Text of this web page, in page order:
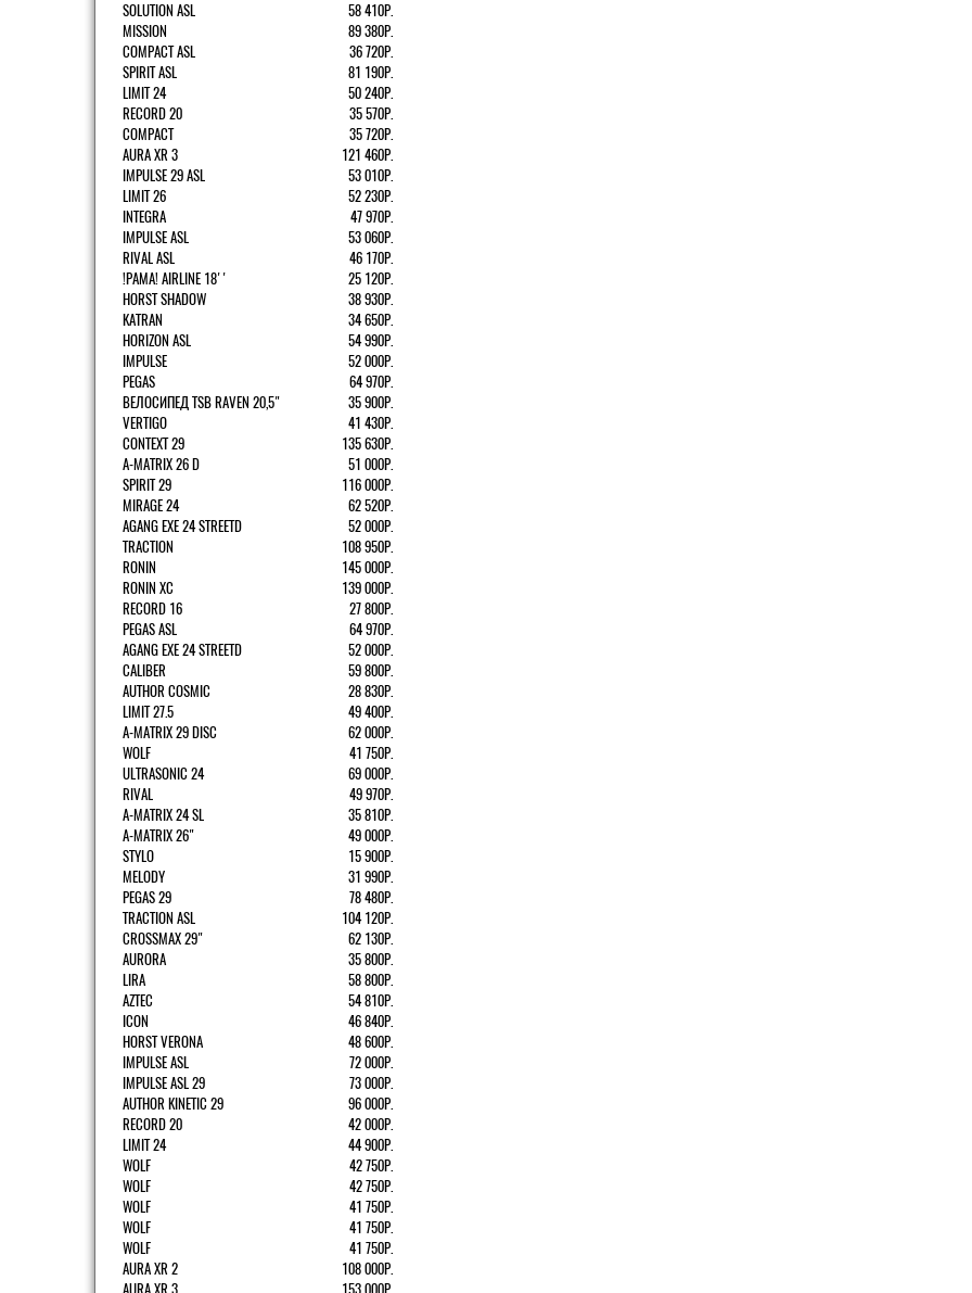
SOLUTION ASL
58 410Р.
MISSION
89 380Р.
COMPACT ASL
36 720Р.
SPIRIT ASL
81 190Р.
LIMIT 24
50 240Р.
RECORD 20
35 570Р.
COMPACT
35 720Р.
AURA XR 3
121 460Р.
IMPULSE 29 ASL
53 010Р.
LIMIT 26
52 230Р.
INTEGRA
47 970Р.
IMPULSE ASL
53 060Р.
RIVAL ASL
46 170Р.
!РАМА! AIRLINE 18''
25 120Р.
HORST SHADOW
38 930Р.
KATRAN
34 650Р.
HORIZON ASL
54 990Р.
IMPULSE
52 000Р.
PEGAS
64 970Р.
ВЕЛОСИПЕД TSB RAVEN 20,5"
35 900Р.
VERTIGO
41 430Р.
CONTEXT 29
135 630Р.
A-MATRIX 26 D
51 000Р.
SPIRIT 29
116 000Р.
MIRAGE 24
62 520Р.
AGANG EXE 24 STREETD
52 000Р.
TRACTION
108 950Р.
RONIN
145 000Р.
RONIN XC
139 000Р.
RECORD 16
27 800Р.
PEGAS ASL
64 970Р.
AGANG EXE 24 STREETD
52 000Р.
CALIBER
59 800Р.
AUTHOR COSMIC
28 830Р.
LIMIT 27.5
49 400Р.
A-MATRIX 29 DISC
62 000Р.
WOLF
41 750Р.
ULTRASONIC 24
69 000Р.
RIVAL
49 970Р.
A-MATRIX 24 SL
35 810Р.
A-MATRIX 26"
49 000Р.
STYLO
15 900Р.
MELODY
31 990Р.
PEGAS 29
78 480Р.
TRACTION ASL
104 120Р.
CROSSMAX 29"
62 130Р.
AURORA
35 800Р.
LIRA
58 800Р.
AZTEC
54 810Р.
ICON
46 840Р.
HORST VERONA
48 600Р.
IMPULSE ASL
72 000Р.
IMPULSE ASL 29
73 000Р.
AUTHOR KINETIC 29
96 000Р.
RECORD 20
42 000Р.
LIMIT 24
44 900Р.
WOLF
42 750Р.
WOLF
42 750Р.
WOLF
41 750Р.
WOLF
41 750Р.
WOLF
41 750Р.
AURA XR 2
108 000Р.